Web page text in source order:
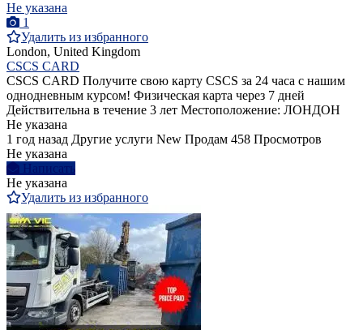
Не указана
1
Удалить из избранного
London, United Kingdom
CSCS CARD
CSCS CARD Получите свою карту CSCS за 24 часа с нашим
однодневным курсом! Физическая карта через 7 дней
Действительна в течение 3 лет Местоположение: ЛОНДОН
Не указана
1 год назад Другие услуги New Продам 458 Просмотров
Не указана
Написать
Не указана
Удалить из избранного